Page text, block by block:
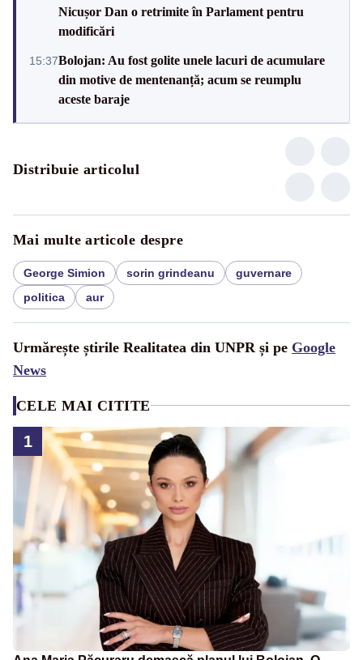
Nicușor Dan o retrimite în Parlament pentru
modificări
15:37Bolojan: Au fost golite unele lacuri de acumulare
din motive de mentenanță; acum se reumplu
aceste baraje
Distribuie articolul
Mai multe articole despre
George Simion sorin grindeanu
guvernare
politica
aur
Urmărește știrile Realitatea din UNPR și pe Google
News
CELE MAI CITITE
1